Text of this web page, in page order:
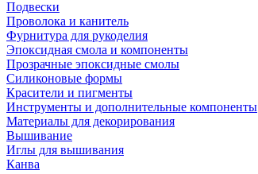
Подвески
Проволока и канитель
Фурнитура для рукоделия
Эпоксидная смола и компоненты
Прозрачные эпоксидные смолы
Силиконовые формы
Красители и пигменты
Инструменты и дополнительные компоненты
Материалы для декорирования
Вышивание
Иглы для вышивания
Канва